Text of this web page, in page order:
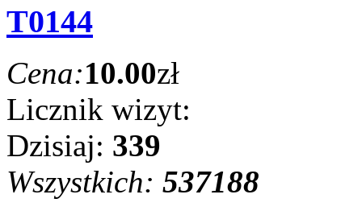
T0144
Cena:10.00zł
Licznik wizyt:
Dzisiaj: 339
Wszystkich: 537188